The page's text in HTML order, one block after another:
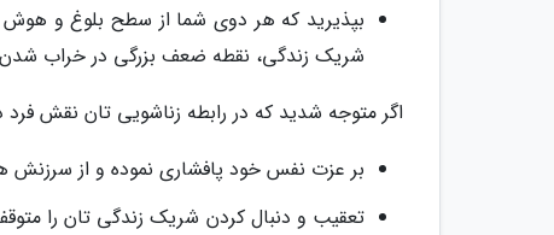
بپذیرید که هر دوی شما از سطح بلوغ و هوش
شریک زندگی، نقطه ضعف بزرگی در خراب
اگر متوجه شدید که در رابطه زناشویی تان نقش فرد
بر عزت نفس خود پافشاری نموده و از
تعقیب و دنبال کردن شریک زندگی تان را